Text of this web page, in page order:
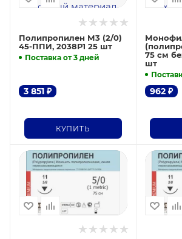
Полипропилен М3 (2/0)
45-ППИ, 2038Р1 25 шт
Поставка от 3 дней
3 851 ₽
КУПИТЬ
75 см
шт
962₽